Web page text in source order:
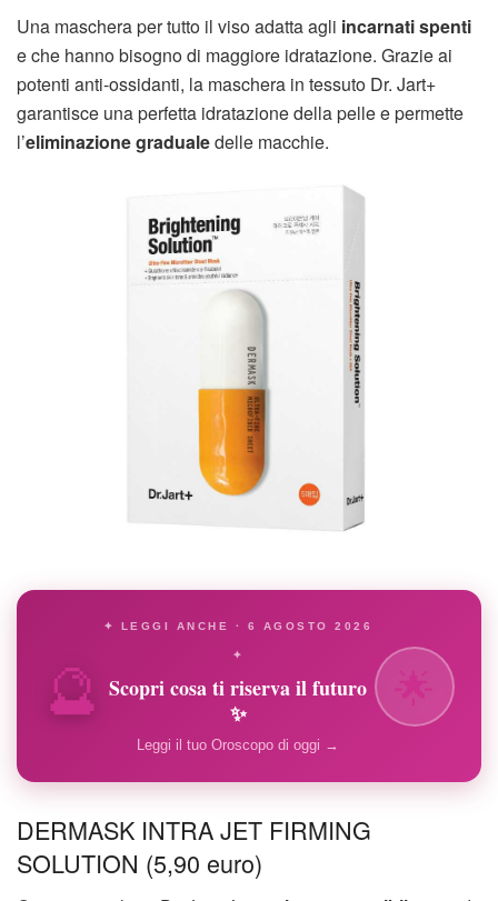
Una maschera per tutto il viso adatta agli incarnati spenti
e che hanno bisogno di maggiore idratazione. Grazie ai
potenti anti-ossidanti, la maschera in tessuto Dr. Jart+
garantisce una perfetta idratazione della pelle e permette
l’eliminazione gradualedelle macchie.
🔮
✦ LEGGI ANCHE · 6 AGOSTO 2026
✦
Scopri cosa ti riserva il futuro
✨
Leggi il tuo Oroscopo di oggi →
DERMASK INTRA JET FIRMING
SOLUTION (5,90 euro)